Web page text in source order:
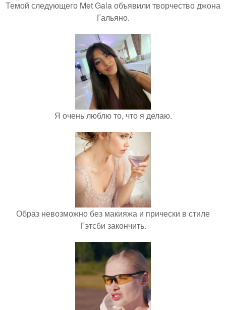
Темой следующего Met Gala объявили творчество джона
Гальяно.
Я очень люблю то, что я делаю.
Образ невозможно без макияжа и прически в стиле
Гэтсби закончить.